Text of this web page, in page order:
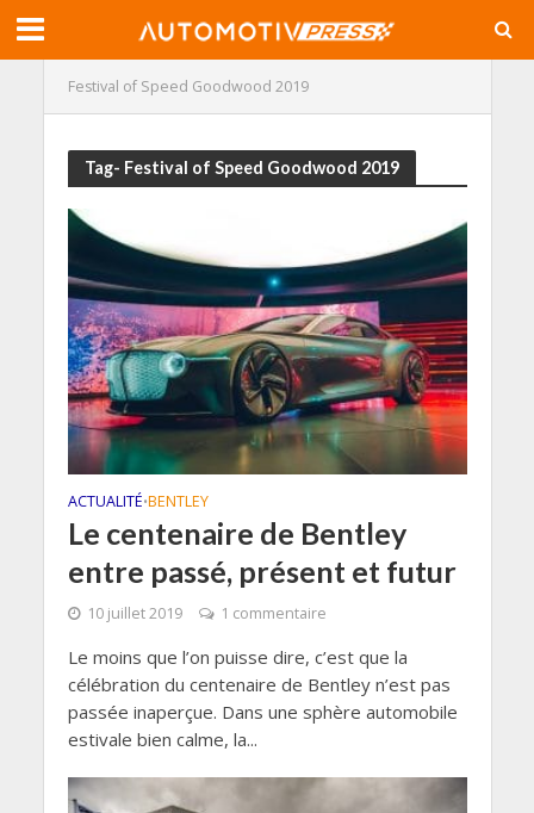
Festival of Speed Goodwood 2019
Tag- Festival of Speed Goodwood 2019
ACTUALITÉ•BENTLEY
Le centenaire de Bentley
entre passé, présent et futur
10 juillet 2019 1 commentaire
Le moins que l’on puisse dire, c’est que la
célébration du centenaire de Bentley n’est pas
passée inaperçue. Dans une sphère automobile
estivale bien calme, la...